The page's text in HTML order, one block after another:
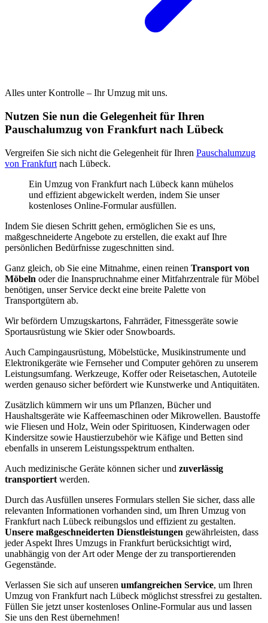
Alles unter Kontrolle – Ihr Umzug mit uns.
Nutzen Sie nun die Gelegenheit für Ihren
Pauschalumzug von Frankfurt nach Lübeck
Vergreifen Sie sich nicht die Gelegenheit für Ihren Pauschalumzug
von Frankfurt nach Lübeck.
Ein Umzug von Frankfurt nach Lübeck kann mühelos
und effizient abgewickelt werden, indem Sie unser
kostenloses Online-Formular ausfüllen.
Indem Sie diesen Schritt gehen, ermöglichen Sie es uns,
maßgeschneiderte Angebote zu erstellen, die exakt auf Ihre
persönlichen Bedürfnisse zugeschnitten sind.
Ganz gleich, ob Sie eine Mitnahme, einen reinen Transport von
Möbeln oder die Inanspruchnahme einer Mitfahrzentrale für Möbel
benötigen, unser Service deckt eine breite Palette von
Transportgütern ab.
Wir befördern Umzugskartons, Fahrräder, Fitnessgeräte sowie
Sportausrüstung wie Skier oder Snowboards.
Auch Campingausrüstung, Möbelstücke, Musikinstrumente und
Elektronikgeräte wie Fernseher und Computer gehören zu unserem
Leistungsumfang. Werkzeuge, Koffer oder Reisetaschen, Autoteile
werden genauso sicher befördert wie Kunstwerke und Antiquitäten.
Zusätzlich kümmern wir uns um Pflanzen, Bücher und
Haushaltsgeräte wie Kaffeemaschinen oder Mikrowellen. Baustoffe
wie Fliesen und Holz, Wein oder Spirituosen, Kinderwagen oder
Kindersitze sowie Haustierzubehör wie Käfige und Betten sind
ebenfalls in unserem Leistungsspektrum enthalten.
Auch medizinische Geräte können sicher und zuverlässig
transportiert werden.
Durch das Ausfüllen unseres Formulars stellen Sie sicher, dass alle
relevanten Informationen vorhanden sind, um Ihren Umzug von
Frankfurt nach Lübeck reibungslos und effizient zu gestalten.
Unsere maßgeschneiderten Dienstleistungen gewährleisten, dass
jeder Aspekt Ihres Umzugs in Frankfurt berücksichtigt wird,
unabhängig von der Art oder Menge der zu transportierenden
Gegenstände.
Verlassen Sie sich auf unseren umfangreichen Service, um Ihren
Umzug von Frankfurt nach Lübeck möglichst stressfrei zu gestalten.
Füllen Sie jetzt unser kostenloses Online-Formular aus und lassen
Sie uns den Rest übernehmen!